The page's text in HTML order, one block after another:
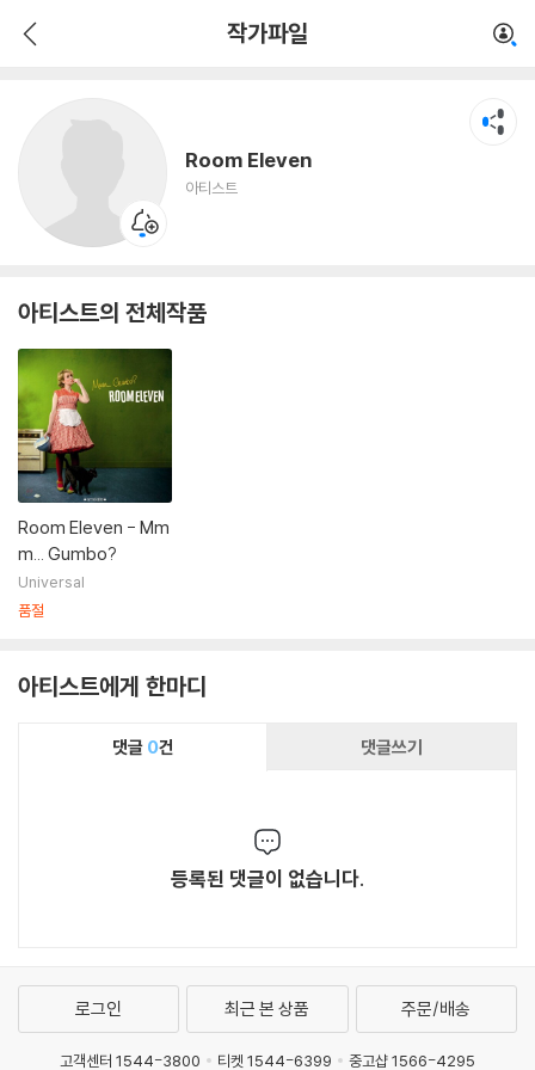
작가파일
Room Eleven
아티스트
아티스트의 전체작품
Room Eleven - Mm
m... Gumbo?
Universal
품절
아티스트에게 한마디
댓글 0건 댓글쓰기
등록된 댓글이 없습니다.
로그인 최근 본 상품 주문/배송
고객센터 1544-3800 티켓 1544-6399 중고샵 1566-4295